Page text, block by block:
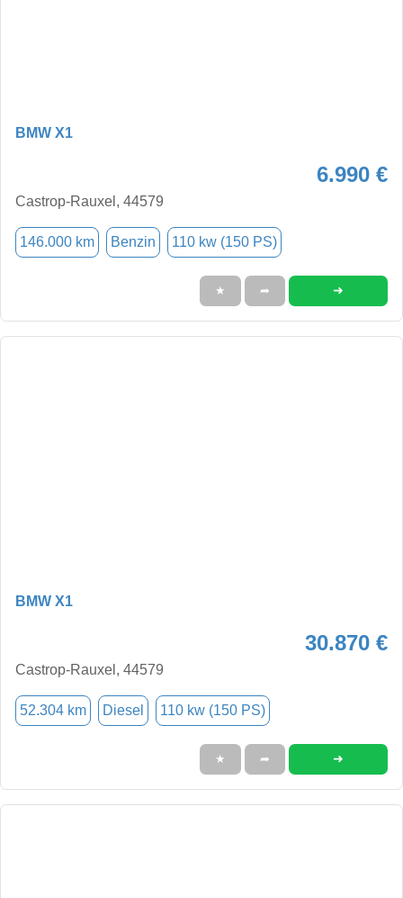
BMW X1
6.990 €
Castrop-Rauxel, 44579
146.000 km Benzin 110 kw (150 PS)
★ ➦ ➜
BMW X1
30.870 €
Castrop-Rauxel, 44579
52.304 km Diesel 110 kw (150 PS)
★ ➦ ➜